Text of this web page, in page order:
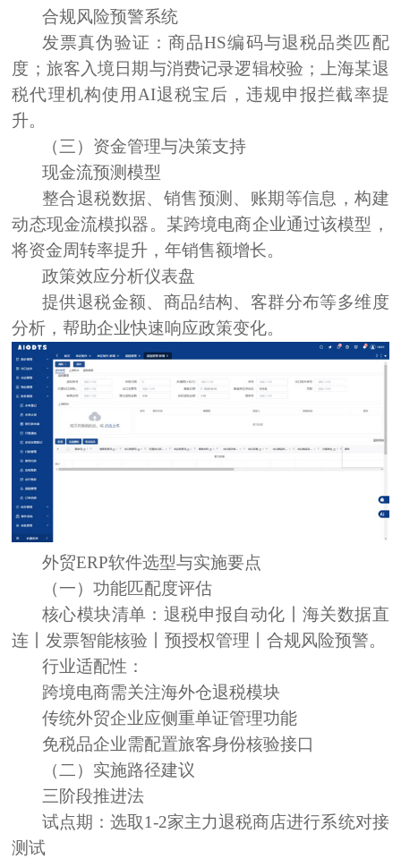
合规风险预警系统
发票真伪验证：商品HS编码与退税品类匹配
度 ；旅客入境日期与消费记录逻辑校验；
上海某退
税代理机构使用AI退税宝后，违规申报拦截率提
升。
（三）资金管理与决策支持
现金流预测模型
整合退税数据、销售预测、账期等信息，构建
动态现金流模拟器。某跨境电商企业通过该模型，
将资金周转率提升，年销售额增长。
政策效应分析仪表盘
提供退税金额、商品结构、客群分布等多维度
分析，帮助企业快速响应政策变化。
外贸ERP软件选型与实施要点
（一）功能匹配度评估
核心模块清单 ： 退税申报自动化丨海关数据直
连丨发票智能核验丨预授权管理丨合规风险预警。
行业适配性 ：
跨境电商需关注海外仓退税模块
传统外贸企业应侧重单证管理功能
免税品企业需配置旅客身份核验接口
（二）实施路径建议
三阶段推进法
试点期：选取1-2家主力退税商店进行系统对接
测试